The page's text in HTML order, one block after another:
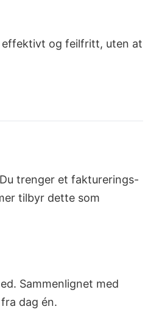
effektivt og feilfritt, uten at
trenger et fakturerings-
tilbyr dette som
Sammenlignet med
dag én.